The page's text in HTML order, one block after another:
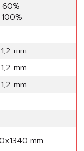
mm
mm
mm
mm